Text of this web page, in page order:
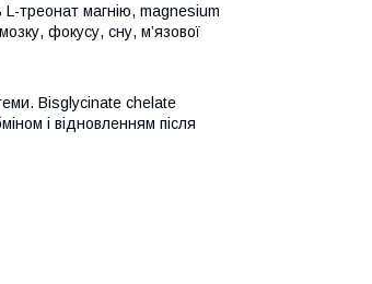
треонат магнію, magnesium
фокусу, сну, м’язової
Bisglycinate chelate
і відновленням після